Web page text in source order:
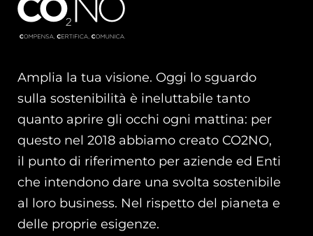
Amplia la tua visione. Oggi lo sguardo
sulla sostenibilità è ineluttabile tanto
quanto aprire gli occhi ogni mattina: per
questo nel 2018 abbiamo creato CO2NO,
il punto di riferimento per aziende ed Enti
che intendono dare una svolta sostenibile
al loro business. Nel rispetto del pianeta e
delle proprie esigenze.